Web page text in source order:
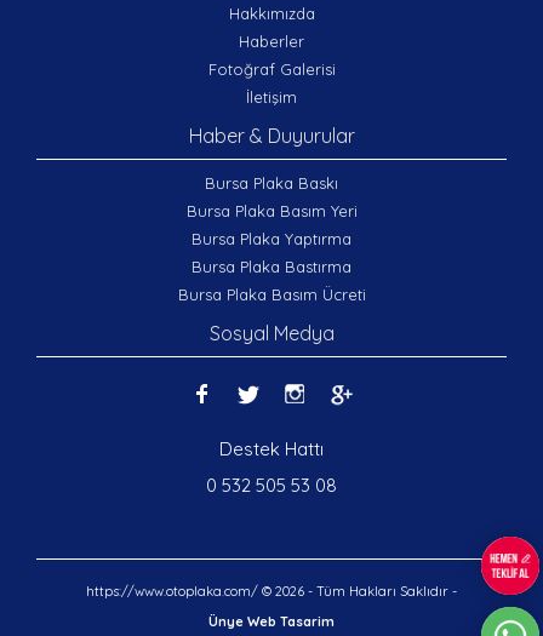
Hakkımızda
Haberler
Fotoğraf Galerisi
İletişim
Haber & Duyurular
Bursa Plaka Baskı
Bursa Plaka Basım Yeri
Bursa Plaka Yaptırma
Bursa Plaka Bastırma
Bursa Plaka Basım Ücreti
Sosyal Medya
Destek Hattı
0 532 505 53 08
https://www.otoplaka.com/ © 2026 - Tüm Hakları Saklıdır -
Ünye Web Tasarim